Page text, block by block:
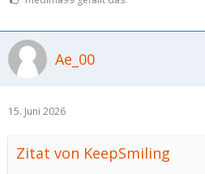
Ae_00
15. Juni 2026
Zitat von KeepSmiling